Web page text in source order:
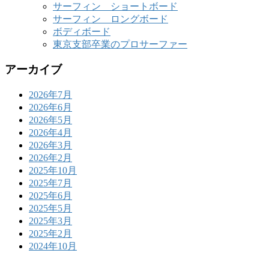
サーフィン ショートボード
サーフィン ロングボード
ボディボード
東京支部卒業のプロサーファー
アーカイブ
2026年7月
2026年6月
2026年5月
2026年4月
2026年3月
2026年2月
2025年10月
2025年7月
2025年6月
2025年5月
2025年3月
2025年2月
2024年10月